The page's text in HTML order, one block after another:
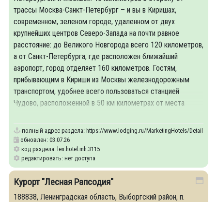
трассы Москва-Санкт-Петербург – и вы в Киришах,
современном, зеленом городе, удаленном от двух
крупнейших центров Северо-Запада на почти равное
расстояние: до Великого Новгорода всего 120 километров,
а от Санкт-Петербурга, где расположен ближайший
аэропорт, город отделяет 160 километров. Гостям,
прибывающим в Кириши из Москвы железнодорожным
транспортом, удобнее всего пользоваться станцией
Чудово, расположенной в 50 км километрах от места
полный адрес раздела: https://www.lodging.ru/MarketingHotels/Details/
обновлен: 03.07.26
код раздела: len.hotel.mh.3115
редактировать: нет доступа
Курорт "Лесная Рапсодия"
188838, Ленинградская область, Выборгский район, п.